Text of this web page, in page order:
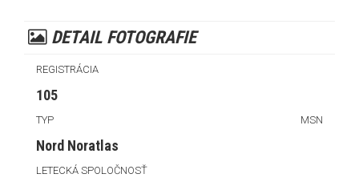
DETAIL FOTOGRAFIE
REGISTRÁCIA
105
TYP MSN
Nord Noratlas
LETECKÁ SPOLOČNOSŤ